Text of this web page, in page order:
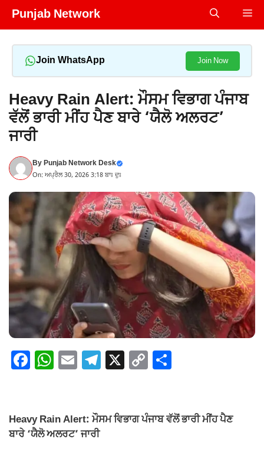
Skip
Punjab Network
Join WhatsApp Join Now
Heavy Rain Alert: ਮੌਸਮ ਵਿਭਾਗ ਪੰਜਾਬ
ਵੱਲੋਂ ਭਾਰੀ ਮੀਂਹ ਪੈਣ ਬਾਰੇ ‘ਯੈਲੋ ਅਲਰਟ’
ਜਾਰੀ
ByPunjab Network Desk
On: ਅਪ੍ਰੈਲ 30, 2026 3:18 ਬਾਃ ਦੁਃ
F
e
b
W
s
A
E T
gr
X C
y e
Heavy Rain Alert: ਮੌਸਮ ਵਿਭਾਗ ਪੰਜਾਬ ਵੱਲੋਂ ਭਾਰੀ ਮੀਂਹ ਪੈਣ
ਬਾਰੇ ‘ਯੈਲੋ ਅਲਰਟ’ ਜਾਰੀ